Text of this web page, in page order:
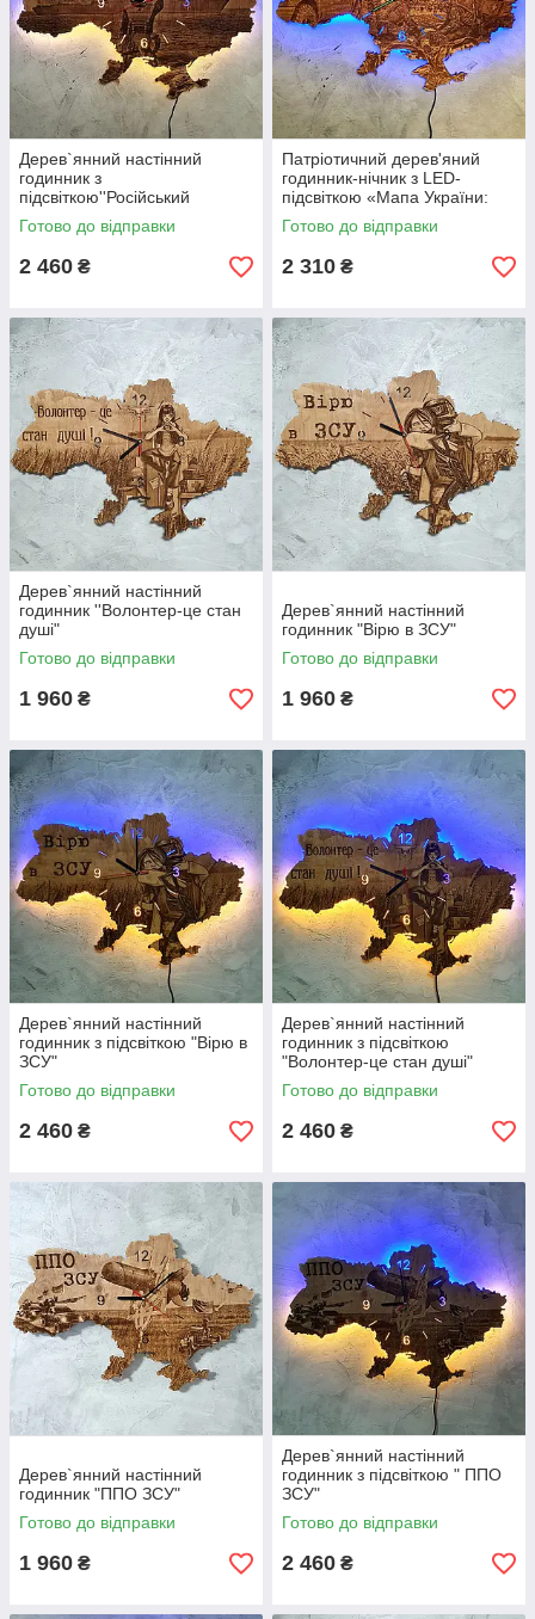
Дерев`янний настінний
годинник з
підсвіткою''Російський
військовий корабель, іди
нах*й"
Готово до відправки
2 460 ₴
Патріотичний дерев'яний
годинник-нічник з LED-
підсвіткою «Мапа України:
Заради кожного життя»
(Військово-медична служба
Готово до відправки
2 310 ₴
Дерев`янний настінний
годинник ''Волонтер-це стан
душі"
Готово до відправки
1 960 ₴
Дерев`янний настінний
годинник "Вірю в ЗСУ"
Готово до відправки
1 960 ₴
Дерев`янний настінний
годинник з підсвіткою "Вірю в
ЗСУ"
Готово до відправки
2 460 ₴
Дерев`янний настінний
годинник з підсвіткою
"Волонтер-це стан душі"
Готово до відправки
2 460 ₴
Дерев`янний настінний
годинник "ППО ЗСУ"
Готово до відправки
1 960 ₴
Дерев`янний настінний
годинник з підсвіткою " ППО
ЗСУ"
Готово до відправки
2 460 ₴